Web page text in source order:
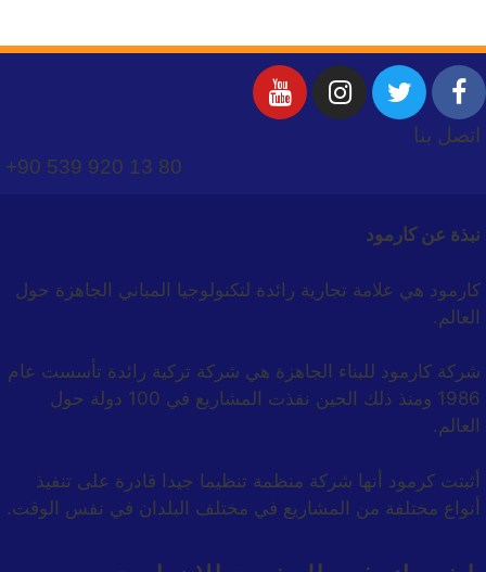
اتصل بنا
+90 539 920 13 80
نبذة عن كارمود
كارمود هي علامة تجارية رائدة لتكنولوجيا المباني الجاهزة حول
العالم.
شركة كارمود للبناء الجاهزة هي شركة تركية رائدة تأسست عام
1986 ومنذ ذلك الحين نفذت المشاريع في 100 دولة حول
العالم.
أثبتت كرمود أنها شركة منظمة تنظيما جيدا قادرة على تنفيذ
أنواع مختلفة من المشاريع في مختلف البلدان في نفس الوقت.